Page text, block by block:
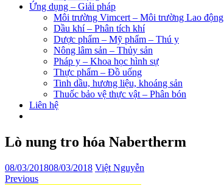
Ứng dụng – Giải pháp
Môi trường Vimcert – Môi trường Lao động
Dầu khí – Phân tích khí
Dược phẩm – Mỹ phẩm – Thú y
Nông lâm sản – Thủy sản
Pháp y – Khoa học hình sự
Thực phẩm – Đồ uống
Tinh dầu, hương liệu, khoáng sản
Thuốc bảo vệ thực vật – Phân bón
Liên hệ
Lò nung tro hóa Nabertherm
08/03/201808/03/2018 Việt Nguyễn
Previous